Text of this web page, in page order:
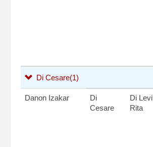
Di Cesare(1)
Danon Izakar
Di
Cesare
Di Levi
Rita